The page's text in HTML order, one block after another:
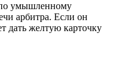
умышленному
арбитра. Если он
дать желтую карточку